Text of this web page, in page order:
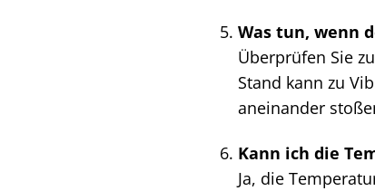
Was tun, wenn
Überprüfen Sie
Stand kann zu
aneinander
Kann ich die
Ja, die